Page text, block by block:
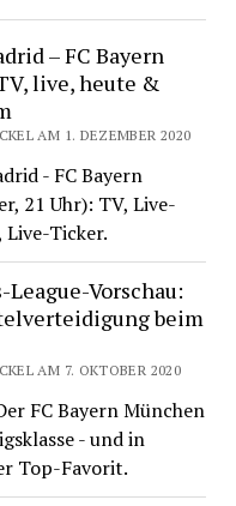
– FC Bayern
live, heute &
AM 1. DEZEMBER 2020
- FC Bayern
21 Uhr): TV, Live-
Live-Ticker.
Vorschau:
beim
AM 7. OKTOBER 2020
FC Bayern München
- und in
Top-Favorit.